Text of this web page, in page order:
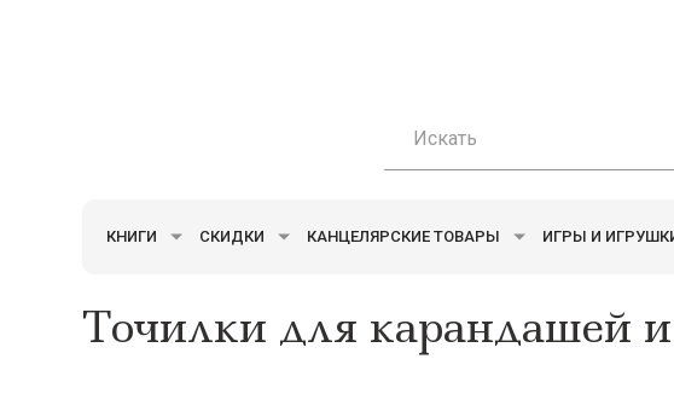
КНИГИ СКИДКИ КАНЦЕЛЯРСКИЕ ТОВАРЫ ИГРЫ И
Точилки для карандашей